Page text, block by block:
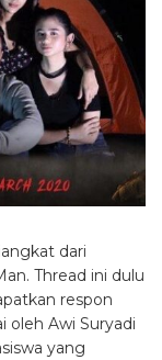
dari
Thread ini dulu
respon
oleh Awi Suryadi
yang